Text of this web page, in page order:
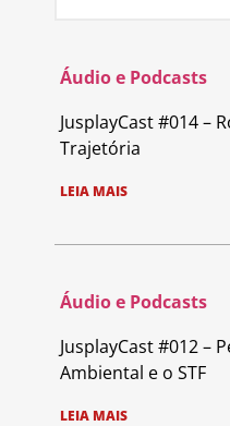
Áudio e Podcasts
JusplayCast #014 –
Trajetória
LEIA MAIS
Áudio e Podcasts
JusplayCast #012 –
Ambiental e o STF
LEIA MAIS